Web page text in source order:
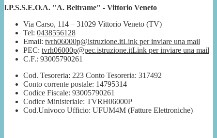
I.P.S.S.E.O.A. "A. Beltrame" - Vittorio Veneto
Via Carso, 114 – 31029 Vittorio Veneto (TV)
Tel: 0438556128
Email: tvrh06000p@istruzione.itLink per inviare una mail
PEC: tvrh06000p@pec.istruzione.itLink per inviare una mail
C.F.: 93005790261
Cod. Tesoreria: 223 Conto Tesoreria: 317492
Conto corrente postale: 14795314
Codice Fiscale: 93005790261
Codice Ministeriale: TVRH06000P
Cod.Univoco Ufficio: UFUM4M (Fatture Elettroniche)